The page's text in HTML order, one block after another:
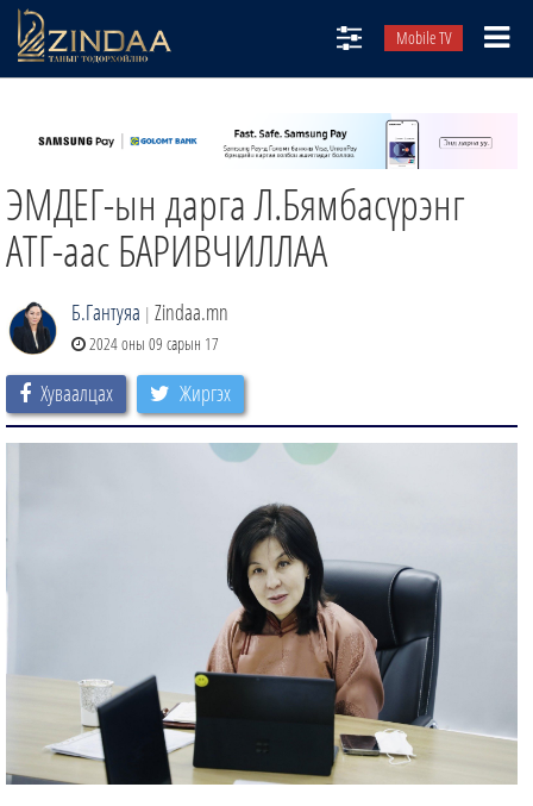
Mobile TV
ТВ8
ӨГЛӨӨНИЙ СОНИН
АУДИО ЗОХИОЛ
ЭМДЕГ-ын дарга Л.Бямбасүрэнг
АТГ-аас БАРИВЧИЛЛАА
Б.Гантуяа | Zindaa.mn
2024 оны 09 сарын 17
Хуваалцах Жиргэх